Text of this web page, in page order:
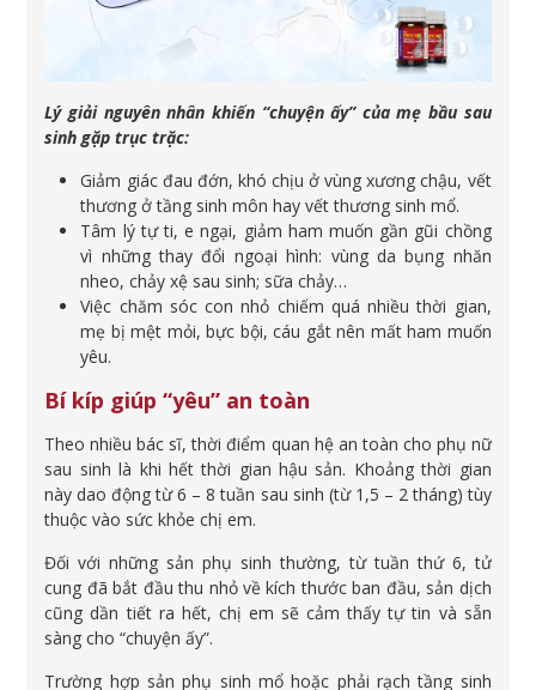
Lý giải nguyên nhân khiến “chuyện ấy” của mẹ bầu sau
sinh gặp trục trặc:
Giảm giác đau đớn, khó chịu ở vùng xương chậu, vết
thương ở tầng sinh môn hay vết thương sinh mổ.
Tâm lý tự ti, e ngại, giảm ham muốn gần gũi chồng
vì những thay đổi ngoại hình: vùng da bụng nhăn
nheo, chảy xệ sau sinh; sữa chảy…
Việc chăm sóc con nhỏ chiếm quá nhiều thời gian,
mẹ bị mệt mỏi, bực bội, cáu gắt nên mất ham muốn
yêu.
Bí kíp giúp “yêu” an toàn
Theo nhiều bác sĩ, thời điểm quan hệ an toàn cho phụ nữ
sau sinh là khi hết thời gian hậu sản. Khoảng thời gian
này dao động từ 6 – 8 tuần sau sinh (từ 1,5 – 2 tháng) tùy
thuộc vào sức khỏe chị em.
Đối với những sản phụ sinh thường, từ tuần thứ 6, tử
cung đã bắt đầu thu nhỏ về kích thước ban đầu, sản dịch
cũng dần tiết ra hết, chị em sẽ cảm thấy tự tin và sẵn
sàng cho “chuyện ấy”.
Trường hợp sản phụ sinh mổ hoặc phải rạch tầng sinh